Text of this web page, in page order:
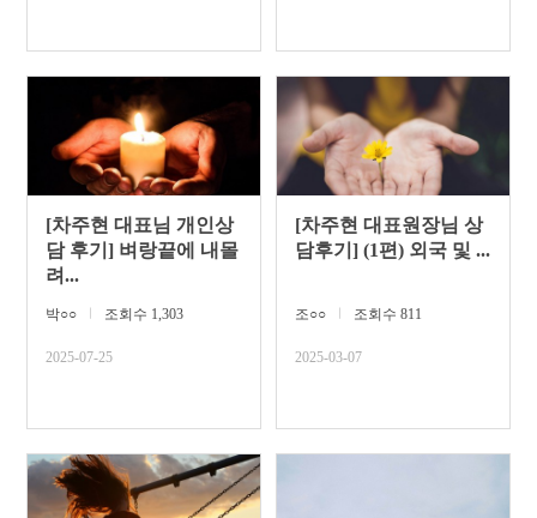
[차주현 대표님 개인상
담 후기] 벼랑끝에 내몰
려...
박○○ 조회수 1,303
2025-07-25
[차주현 대표원장님 상
담후기] (1편) 외국 및 ...
조○○ 조회수 811
2025-03-07